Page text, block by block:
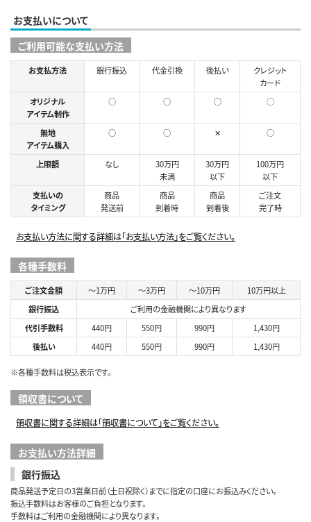
お支払いについて
ご利用可能な支払い方法
お支払方法 銀行振込 代金引換 後払い
クレジット
カード
オリジナル
アイテム制作
○ ○ ○ ◯
無地
アイテム購入
○ ○ ✕ ○
上限額 なし
30万円
未満
30万円
以下
100万円
以下
支払いの
タイミング
商品
発送前
商品
到着時
商品
到着後
ご注文
完了時
お支払い方法に関する詳細は「お支払い方法」をご覧ください。
各種手数料
ご注文金額 ～1万円 ～3万円 ～10万円
10万円以上
銀行振込
ご利用の金融機関により異なります
代引手数料
440円 550円 990円
1,430円
後払い
440円 550円 990円 1,430円
※各種手数料は税込表示です。
領収書について
領収書に関する詳細は「領収書について」をご覧ください。
お支払い方法詳細
銀行振込
商品発送予定日の3営業日前（土日祝除く）までに指定の口座にお振込みください。
振込手数料はお客様のご負担となります。
手数料はご利用の金融機関により異なります。